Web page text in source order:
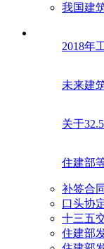
我国建
2018年
未来建
关于
住建部
补签合
口头协
十三五
住建部